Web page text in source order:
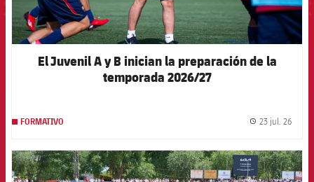
El Juvenil A y B inician la preparación de la
temporada 2026/27
FORMATIVO 23 jul. 26
FCB Barcelona badge